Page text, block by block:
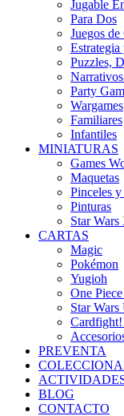
Jugable
Para Dos
Juegos de
Estrategia
Puzzles,
Party
Wargames
Familiares
Infantiles
MINIATURAS
Games
Maquetas
Pinceles
Pinturas
Star
CARTAS
Magic
Pokémon
Yugioh
One
Star
PREVENTA
BLOG
CONTACTO